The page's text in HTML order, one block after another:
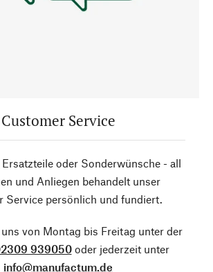
Customer Service
oder Sonderwünsche - all
und Anliegen behandelt unser
Service persönlich und fundiert.
von Montag bis Freitag unter der
939050oder jederzeit unter
info@manufactum.de